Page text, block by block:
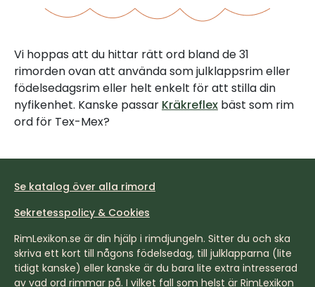
Vi hoppas att du hittar rätt ord bland de 31
rimorden ovan att använda som julklappsrim eller
födelsedagsrim eller helt enkelt för att stilla din
nyfikenhet. Kanske passar Kräkreflex bäst som rim
ord för Tex-Mex?
Se katalog över alla rimord
Sekretesspolicy & Cookies
RimLexikon.se är din hjälp i rimdjungeln. Sitter du och ska
skriva ett kort till någons födelsedag, till julklapparna (lite
tidigt kanske) eller kanske är du bara lite extra intresserad
av vad ord rimmar på. I vilket fall som helst är RimLexikon